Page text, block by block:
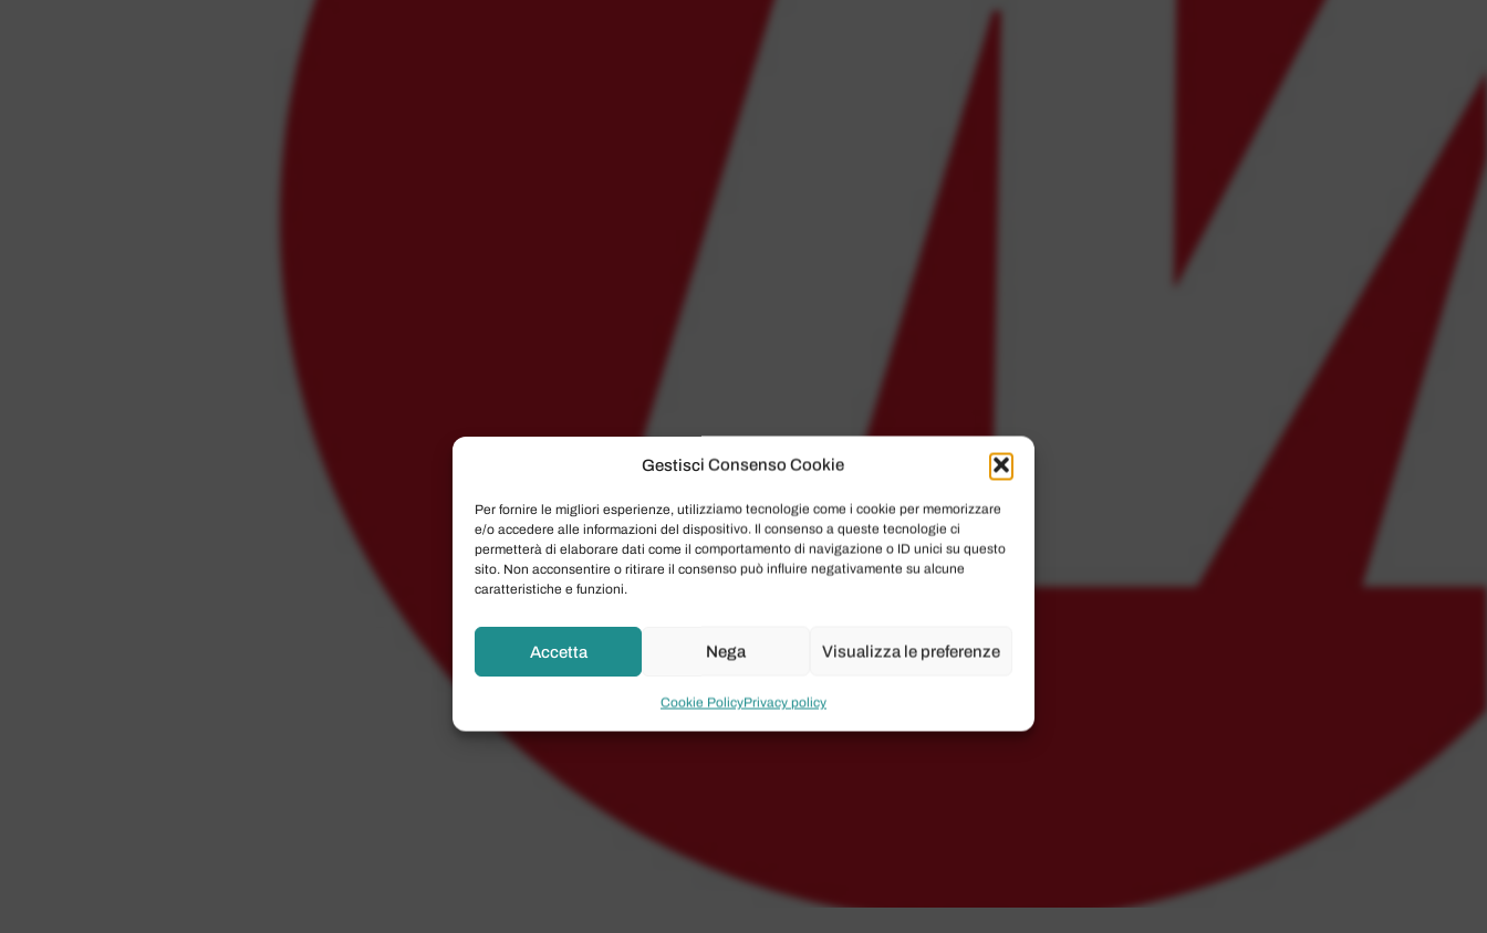
Gestisci Consenso Cookie
Per fornire le migliori esperienze, utilizziamo tecnologie come i cookie per memorizzare
e/o accedere alle informazioni del dispositivo. Il consenso a queste tecnologie ci
permetterà di elaborare dati come il comportamento di navigazione o ID unici su questo
sito. Non acconsentire o ritirare il consenso può influire negativamente su alcune
caratteristiche e funzioni.
Accetta Nega Visualizza le preferenze
Cookie PolicyPrivacy policy